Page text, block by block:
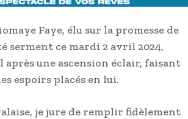
Faye, élu sur la promesse de
serment ce mardi 2 avril 2024,
une ascension éclair, faisant
espoirs placés en lui.
je jure de remplir fidèlement